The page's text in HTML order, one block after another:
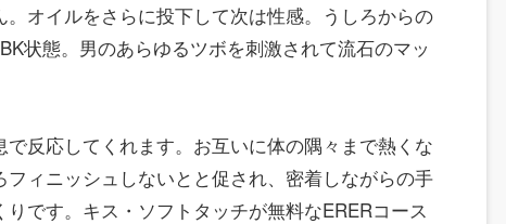
オイルをさらに投下して次は性感。うしろからの
状態。男のあらゆるツボを刺激されて流石のマッ
反応してくれます。お互いに体の隅々まで熱くな
ィニッシュしないとと促され、密着しながらの手
です。キス・ソフトタッチが無料なERERコース